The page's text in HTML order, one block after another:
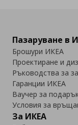
Пазаруване в
Брошури ИКЕА
Проектиране и
Ръководства за
Гаранции ИКЕА
Ваучер за
Условия за
За ИКЕА